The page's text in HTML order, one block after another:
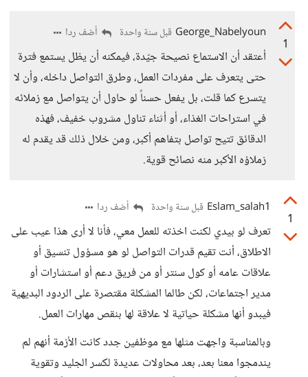
1
George_Nabelyoun قبل سنة واحدة أضف ردا
أعتقد أن الاستماع نصيحة جيّدة، فيمكنه أن يظل يستمع فترة
حتى يتعرف على مفردات العمل، وطرق التواصل داخله، وأن لا
يتسرع كما قلت، بل يفعل حسناً لو حاول أن يتواصل مع زملائه
في استراحات الغذاء، أو أثناء تناول مشروب خفيف، فهذه
الدقائق تتيح تواصل بتفاهم أكبر، ومن خلال ذلك قد يقدم له
زملاؤه الأكبر منه نصائح قوية.
1
Eslam_salah1 قبل سنة واحدة أضف ردا
تعرف لو بيدي لكنت اخذته للعمل معي، فأنا لا أرى هذا عيب على
الاطلاق، أنت تقيم قدرات التواصل لو هو مسؤول تنسيق أو
علاقات عامه أو كول سنتر أو من فريق دعم أو استشارات أو
مدير اجتماعات، لكن طالما المشكلة مقتصرة على الردود البديهية
فيبدو أنها مشكلة حياتية لا علاقة لها بنقص مهارات العمل.
وبالمناسبة واجهت مثلها مع موظفين جدد كانت الأزمة أنهم لم
يندمجوا معنا بعد، بعد محاولات عديدة لكسر الجليد وتقوية